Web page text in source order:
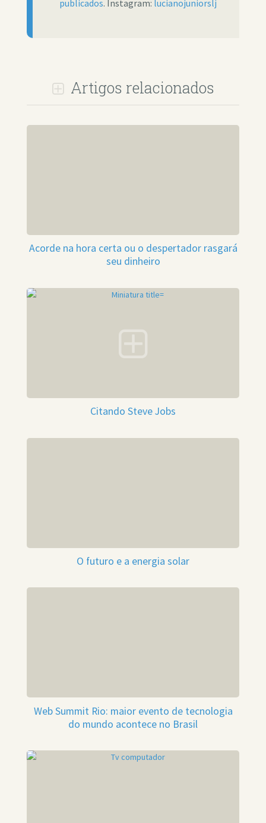
publicados. Instagram: lucianojuniorslj
Artigos relacionados
Acorde na hora certa ou o despertador rasgará
seu dinheiro
Citando Steve Jobs
O futuro e a energia solar
Web Summit Rio: maior evento de tecnologia
do mundo acontece no Brasil